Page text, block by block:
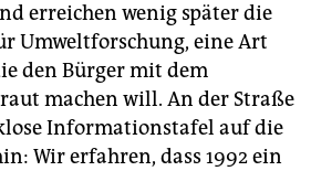
erreichen wenig später die
Umweltforschung, eine Art
den Bürger mit dem
machen will. An der Straße
Informationstafel auf die
Wir erfahren, dass 1992 ein